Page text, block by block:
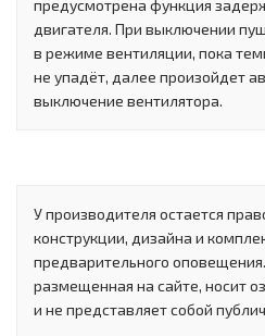
предусмотрена функция
двигателя. При выключении
в режиме вентиляции, пока
не упадёт, далее произойдет
выключение вентилятора.
У производителя остается
конструкции, дизайна и
предварительного
размещенная на сайте, носит
и не представляет собой